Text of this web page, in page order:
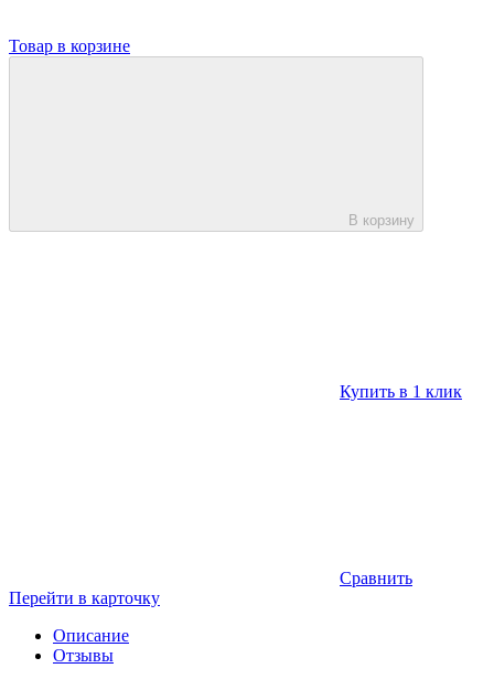
Товар в корзине
В корзину
Купить в 1 клик
Сравнить
Перейти в карточку
Описание
Отзывы